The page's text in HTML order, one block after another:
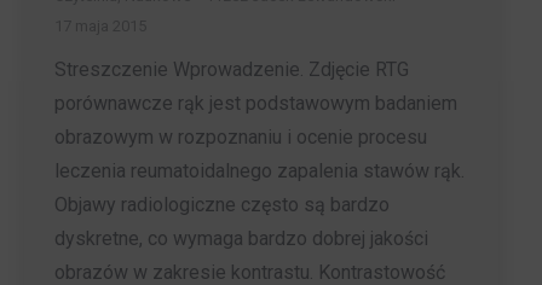
Streszczenie Wprowadzenie. Zdjęcie RTG
porównawcze rąk jest podstawowym badaniem
obrazowym w rozpoznaniu i ocenie procesu
leczenia reumatoidalnego zapalenia stawów rąk.
Objawy radiologiczne często są bardzo
dyskretne, co wymaga bardzo dobrej jakości
obrazów w zakresie kontrastu. Kontrastowość